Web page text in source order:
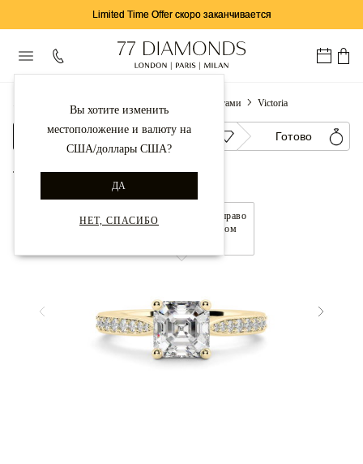
Limited Time Offer скоро заканчивается
Вы хотите изменить
местоположение и валюту на
США/доллары США?
ДА
НЕТ, СПАСИБО
Кольца С Бриллиантами Victoria
Настройка Бриллиант Готово
Вернуться в галерею
Перемещайте влево и вправо
для управления обзором